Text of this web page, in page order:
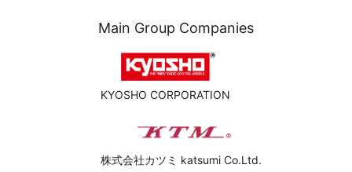
Main Group Companies
KYOSHO CORPORATION
株式会社カツミ katsumi Co.Ltd.